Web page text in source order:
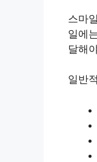
스마
일에
달해
일반